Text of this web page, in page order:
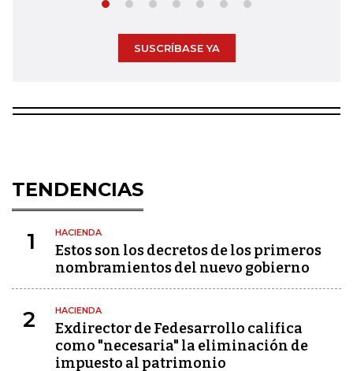
SUSCRÍBASE YA
TENDENCIAS
1 HACIENDA
Estos son los decretos de los primeros
nombramientos del nuevo gobierno
2 HACIENDA
Exdirector de Fedesarrollo califica
como "necesaria" la eliminación de
impuesto al patrimonio